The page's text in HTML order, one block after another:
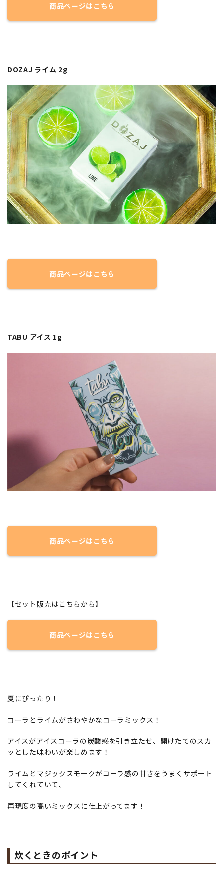
商品ページはこちら
DOZAJ ライム 2g
商品ページはこちら
TABU アイス 1g
商品ページはこちら
【セット販売はこちらから】
商品ページはこちら
夏にぴったり！
コーラとライムがさわやかなコーラミックス！
アイスがアイスコーラの炭酸感を引き立たせ、開けたてのスカ
ッとした味わいが楽しめます！
ライムとマジックスモークがコーラ感の甘さをうまくサポート
してくれていて、
再現度の高いミックスに仕上がってます！
炊くときのポイント